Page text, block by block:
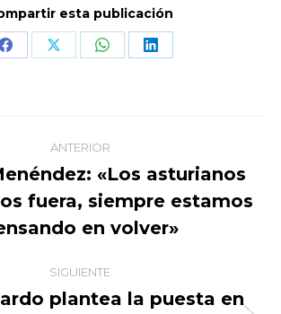
esta publicación
Share Share Share Share
ANTERIOR
Publicación
anterior:
«Los asturianos
fuera, siempre estamos
en volver»
SIGUIENTE
plantea la puesta en